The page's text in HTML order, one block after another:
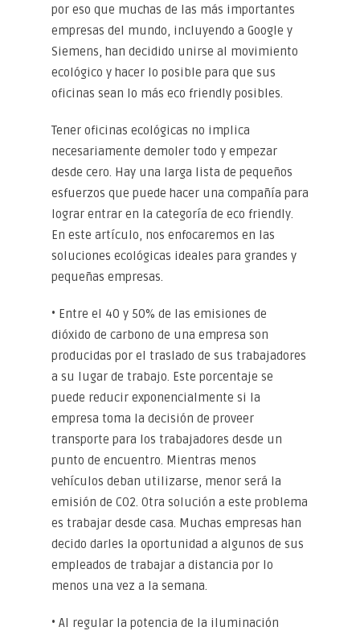
por eso que muchas de las más importantes
empresas del mundo, incluyendo a Google y
Siemens, han decidido unirse al movimiento
ecológico y hacer lo posible para que sus
oficinas sean lo más eco friendly posibles.
Tener oficinas ecológicas no implica
necesariamente demoler todo y empezar
desde cero. Hay una larga lista de pequeños
esfuerzos que puede hacer una compañía para
lograr entrar en la categoría de eco friendly.
En este artículo, nos enfocaremos en las
soluciones ecológicas ideales para grandes y
pequeñas empresas.
• Entre el 40 y 50% de las emisiones de
dióxido de carbono de una empresa son
producidas por el traslado de sus trabajadores
a su lugar de trabajo. Este porcentaje se
puede reducir exponencialmente si la
empresa toma la decisión de proveer
transporte para los trabajadores desde un
punto de encuentro. Mientras menos
vehículos deban utilizarse, menor será la
emisión de CO2. Otra solución a este problema
es trabajar desde casa. Muchas empresas han
decido darles la oportunidad a algunos de sus
empleados de trabajar a distancia por lo
menos una vez a la semana.
• Al regular la potencia de la iluminación